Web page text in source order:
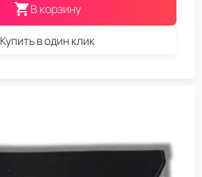
В корзину
Купить в один клик